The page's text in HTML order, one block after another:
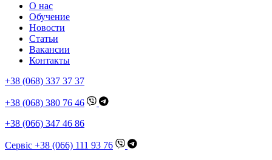
О нас
Обучение
Новости
Статьи
Вакансии
Контакты
+38 (068) 337 37 37
+38 (068) 380 76 46
+38 (066) 347 46 86
Сервіс +38 (066) 111 93 76